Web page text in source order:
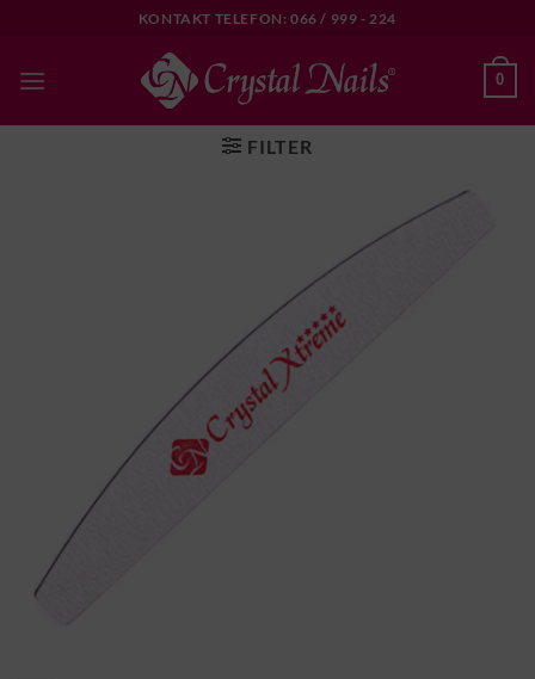
content
KONTAKT TELEFON: 066 / 999 - 224
0
FILTER